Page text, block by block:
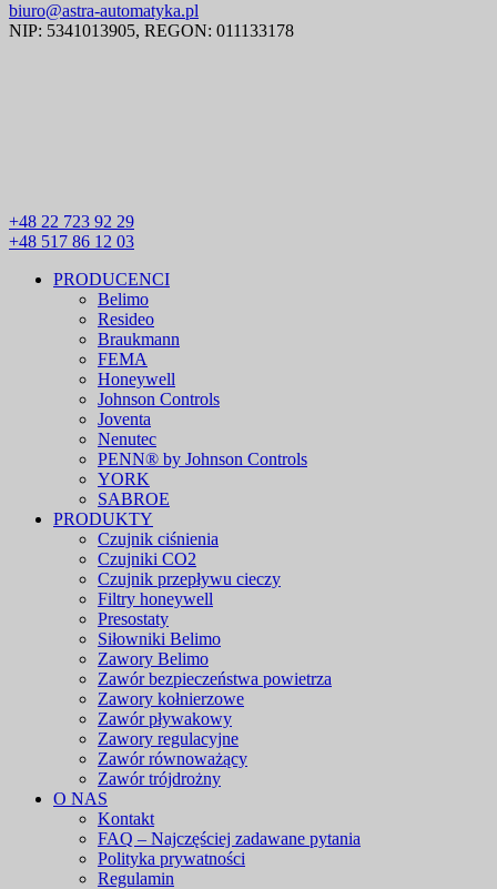
biuro@astra-automatyka.pl
NIP: 5341013905, REGON: 011133178
+48 22 723 92 29
+48 517 86 12 03
PRODUCENCI
Belimo
Resideo
Braukmann
FEMA
Honeywell
Johnson Controls
Joventa
Nenutec
PENN® by Johnson Controls
YORK
SABROE
PRODUKTY
Czujnik ciśnienia
Czujniki CO2
Czujnik przepływu cieczy
Filtry honeywell
Presostaty
Siłowniki Belimo
Zawory Belimo
Zawór bezpieczeństwa powietrza
Zawory kołnierzowe
Zawór pływakowy
Zawory regulacyjne
Zawór równoważący
Zawór trójdrożny
O NAS
Kontakt
FAQ – Najczęściej zadawane pytania
Polityka prywatności
Regulamin